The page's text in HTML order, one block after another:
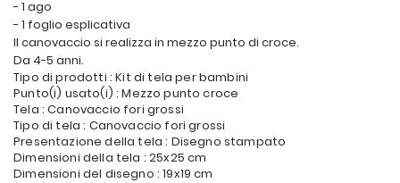
- 1 ago
- 1 foglio esplicativa
Il canovaccio si realizza in mezzo punto di croce.
Da 4-5 anni.
Tipo di prodotti : Kit di tela per bambini
Punto(i) usato(i) : Mezzo punto croce
Tela : Canovaccio fori grossi
Tipo di tela : Canovaccio fori grossi
Presentazione della tela : Disegno stampato
Dimensioni della tela : 25x25 cm
Dimensioni del disegno : 19x19 cm